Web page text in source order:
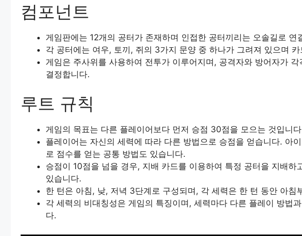
컴포넌트
게임판에는 12개의 공터가 존재하며 인접한 공터끼리는 오솔길로 연
각 공터에는 여우, 토끼, 쥐의 3가지 문양 중 하나가 그려져 있으며
게임은 주사위를 사용하여 전투가 이루어지며, 공격자와 방어자가
결정합니다.
루트 규칙
게임의 목표는 다른 플레이어보다 먼저 승점 30점을 모으는 것입니
플레이어는 자신의 세력에 따라 다른 방법으로 승점을 얻습니다. 아
로 점수를 얻는 공통 방법도 있습니다.
승점이 10점을 넘을 경우, 지배 카드를 이용하여 특정 공터을 지배하
있습니다.
한 턴은 아침, 낮, 저녁 3단계로 구성되며, 각 세력은 한 턴 동안 아침
각 세력의 비대칭성은 게임의 특징이며, 세력마다 다른 플레이 방법
다.